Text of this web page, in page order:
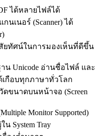
ได้หลายไฟล์ได้
นเนอร์ (Scanner) ได้
ยทัศน์ในการมองเห็นที่ดีขึ้น
Unicode อ่านชื่อไฟล์ และ
เกือบทุกภาษาทั่วโลก
ขนาดบนหน้าจอ (Screen
Monitor Supported)
System Tray